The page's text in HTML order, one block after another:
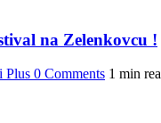
na Zelenkovcu !
Plus 0 Comments 1 min